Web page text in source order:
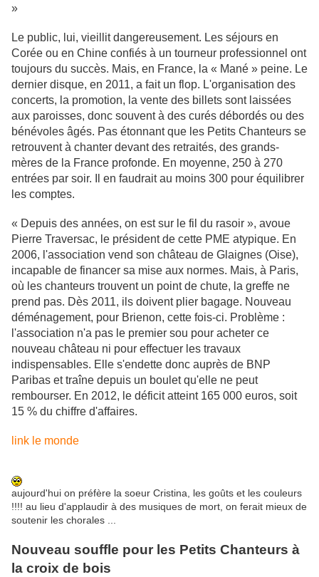
»
Le public, lui, vieillit dangereusement. Les séjours en
Corée ou en Chine confiés à un tourneur professionnel ont
toujours du succès. Mais, en France, la « Mané » peine. Le
dernier disque, en 2011, a fait un flop. L'organisation des
concerts, la promotion, la vente des billets sont laissées
aux paroisses, donc souvent à des curés débordés ou des
bénévoles âgés. Pas étonnant que les Petits Chanteurs se
retrouvent à chanter devant des retraités, des grands-
mères de la France profonde. En moyenne, 250 à 270
entrées par soir. Il en faudrait au moins 300 pour équilibrer
les comptes.
« Depuis des années, on est sur le fil du rasoir », avoue
Pierre Traversac, le président de cette PME atypique. En
2006, l'association vend son château de Glaignes (Oise),
incapable de financer sa mise aux normes. Mais, à Paris,
où les chanteurs trouvent un point de chute, la greffe ne
prend pas. Dès 2011, ils doivent plier bagage. Nouveau
déménagement, pour Brienon, cette fois-ci. Problème :
l'association n'a pas le premier sou pour acheter ce
nouveau château ni pour effectuer les travaux
indispensables. Elle s'endette donc auprès de BNP
Paribas et traîne depuis un boulet qu'elle ne peut
rembourser. En 2012, le déficit atteint 165 000 euros, soit
15 % du chiffre d'affaires.
link le monde
aujourd'hui on préfère la soeur Cristina, les goûts et les couleurs
!!!! au lieu d'applaudir à des musiques de mort, on ferait mieux de
soutenir les chorales ...
Nouveau souffle pour les Petits Chanteurs à
la croix de bois